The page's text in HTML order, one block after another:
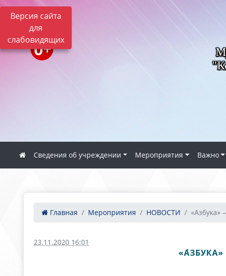
Версия сайта
для
слабовидящих
Сведения об учреждении Мероприятия Важно
Главная Мероприятия НОВОСТИ
23.11.2020 16:01